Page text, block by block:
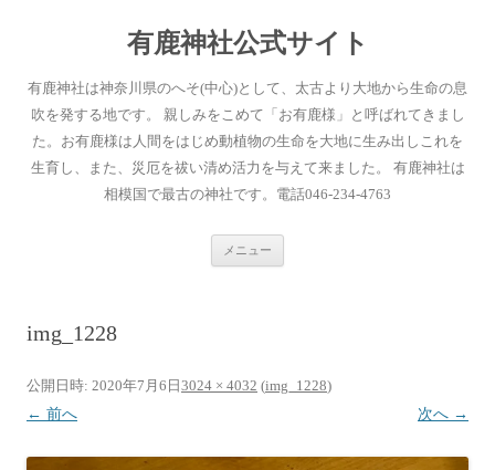
有鹿神社公式サイト
有鹿神社は神奈川県のへそ(中心)として、太古より大地から生命の息
吹を発する地です。 親しみをこめて「お有鹿様」と呼ばれてきまし
た。お有鹿様は人間をはじめ動植物の生命を大地に生み出しこれを
生育し、また、災厄を祓い清め活力を与えて来ました。 有鹿神社は
相模国で最古の神社です。電話046-234-4763
メニュー
プ
img_1228
公開日時: 2020年7月6日 3024 × 4032 (img_1228)
← 前へ
次へ →